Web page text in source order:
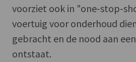
voorziet ook in "one-stop-
voertuig voor onderhoud
gebracht en de nood aan
ontstaat.